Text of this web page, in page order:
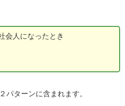
会人になったとき
パターンに含まれます。